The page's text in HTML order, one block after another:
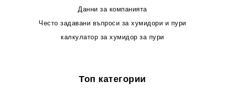
Данни за компанията
Често задавани въпроси за хумидори и пури
калкулатор за хумидор за пури
Топ категории